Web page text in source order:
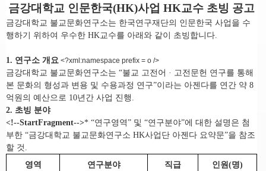
금강대학교 인문한국(HK)사업 HK교수 초빙 공고
금강대학교 불교문화연구소는 한국연구재단의 인문한국 사업을 수
행하기 위하여 우수한 HK교수를 아래와 같이 초빙합니다.
1. 연구소 개요 <?xml:namespace prefix = o />
금강대학교 불교문화연구소는 “불교 고전어 · 고전문헌 연구를 통해
본 문화의 형성과 변용 및 수용과정 연구”이라는 아젠다를 연간 약 8
억원의 예산으로 10년간 사업 진행.
2. 초빙 분야
<!--StartFragment-->* “연구영역” 및 “연구분야”에 대한 설명은 첨
부한 “금강대학교 불교문화연구소 HK사업단 아젠다 요약문”을 참조
할 것.
영역
연구분야 직급 인원(명)